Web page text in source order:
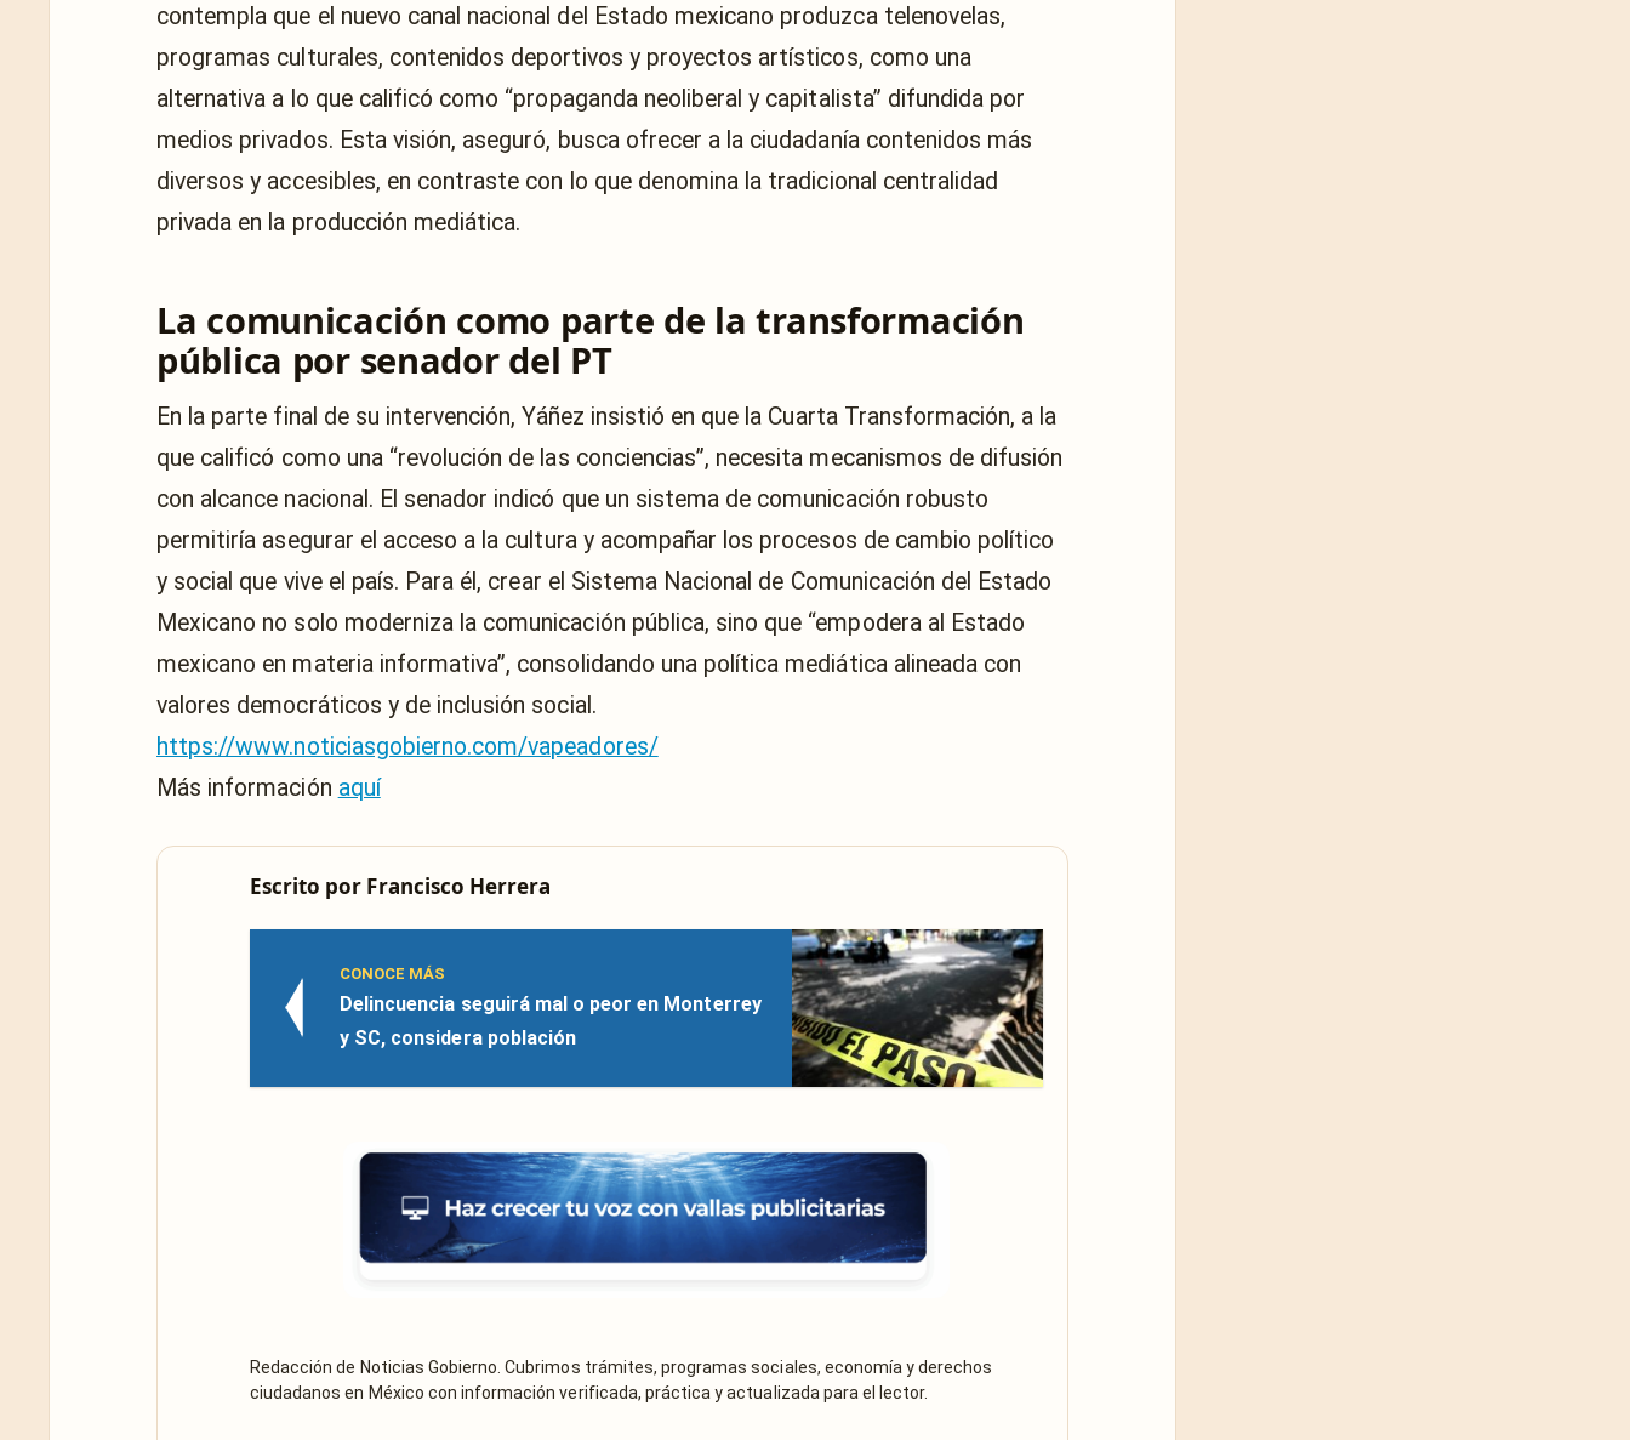
contempla que el nuevo canal nacional del Estado mexicano produzca telenovelas,
programas culturales, contenidos deportivos y proyectos artísticos, como una
alternativa a lo que calificó como “propaganda neoliberal y capitalista” difundida por
medios privados. Esta visión, aseguró, busca ofrecer a la ciudadanía contenidos más
diversos y accesibles, en contraste con lo que denomina la tradicional centralidad
privada en la producción mediática.
La comunicación como parte de la transformación
pública por senador del PT
En la parte final de su intervención, Yáñez insistió en que la Cuarta Transformación, a la
que calificó como una “revolución de las conciencias”, necesita mecanismos de difusión
con alcance nacional. El senador indicó que un sistema de comunicación robusto
permitiría asegurar el acceso a la cultura y acompañar los procesos de cambio político
y social que vive el país. Para él, crear el Sistema Nacional de Comunicación del Estado
Mexicano no solo moderniza la comunicación pública, sino que “empodera al Estado
mexicano en materia informativa”, consolidando una política mediática alineada con
valores democráticos y de inclusión social.
https://www.noticiasgobierno.com/vapeadores/
Más información aquí
Escrito por Francisco Herrera
CONOCE MÁS
Delincuencia seguirá mal o peor en Monterrey
y SC, considera población
Redacción de Noticias Gobierno. Cubrimos trámites, programas sociales, economía y derechos
ciudadanos en México con información verificada, práctica y actualizada para el lector.